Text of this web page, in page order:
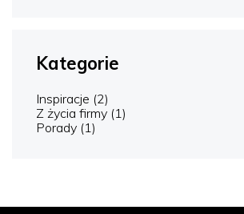
Kategorie
Inspiracje (2)
Z życia firmy (1)
Porady (1)